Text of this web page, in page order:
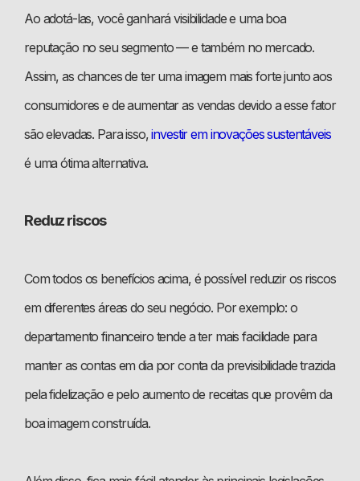
Ao adotá-las, você ganhará visibilidade e uma boa
reputação no seu segmento — e também no mercado.
Assim, as chances de ter uma imagem mais forte junto aos
consumidores e de aumentar as vendas devido a esse fator
são elevadas. Para isso,investir em inovações sustentáveis
é uma ótima alternativa.
Reduz riscos
Com todos os benefícios acima, é possível reduzir os riscos
em diferentes áreas do seu negócio. Por exemplo: o
departamento financeiro tende a ter mais facilidade para
manter as contas em dia por conta da previsibilidade trazida
pela fidelização e pelo aumento de receitas que provêm da
boa imagem construída.